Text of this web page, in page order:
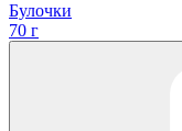
Булочки
70 г